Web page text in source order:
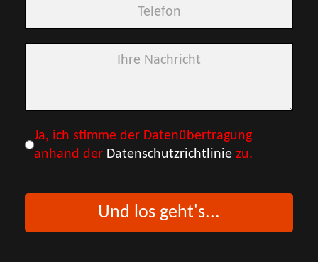
Datenschutz*
Ja, ich stimme der Datenübertragung
anhand der Datenschutzrichtlinie zu.
Und los geht's...